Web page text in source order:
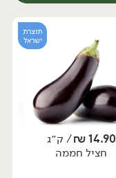
יח׳
תוצרת
ישראל
14.90
₪/ ק״ג
חציל חממה